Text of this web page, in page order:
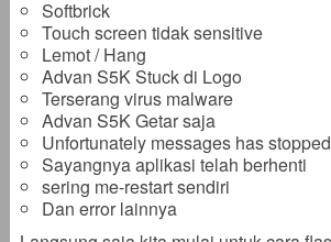
Softbrick
Touch screen tidak sensitive
Lemot / Hang
Advan S5K Stuck di Logo
Terserang virus malware
Advan S5K Getar saja
Unfortunately messages has stopped
Sayangnya aplikasi telah berhenti
sering me-restart sendiri
Dan error lainnya